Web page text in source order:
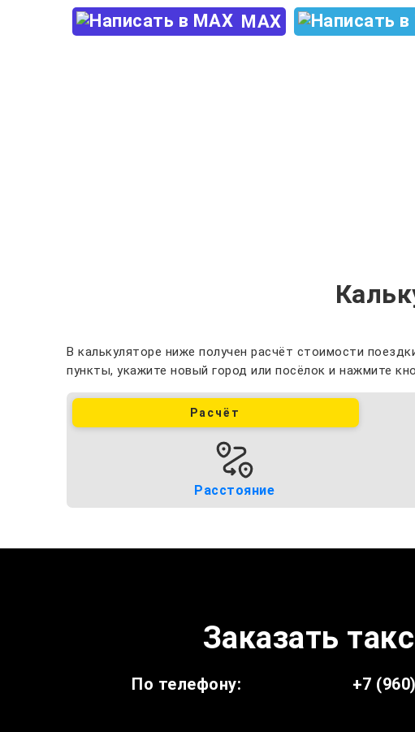
MAX
В калькуляторе ниже получен расчёт стоимости
пункты, укажите новый город или посёлок и нажмите
Расчёт
Расстояние
Заказать
По телефону: +7